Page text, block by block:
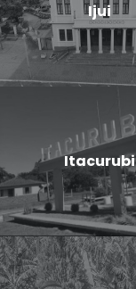
Ijui
Itacurubi